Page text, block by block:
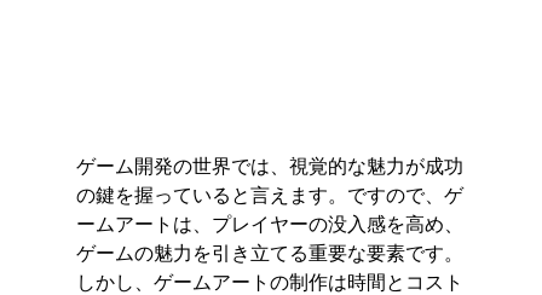
ゲーム開発の世界では、視覚的な魅力が成功
の鍵を握っていると言えます。ですので、ゲ
ームアートは、プレイヤーの没入感を高め、
ゲームの魅力を引き立てる重要な要素です。
しかし、ゲームアートの制作は時間とコスト